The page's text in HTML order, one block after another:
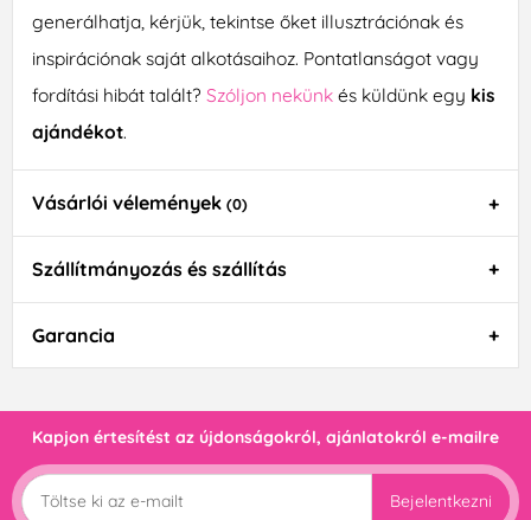
generálhatja, kérjük, tekintse őket illusztrációnak és
inspirációnak saját alkotásaihoz. Pontatlanságot vagy
fordítási hibát talált? Szóljon nekünkés küldünk egy kis
ajándékot.
Vásárlói vélemények (0)
Szállítmányozás és szállítás
Garancia
Kapjon értesítést az újdonságokról, ajánlatokról e-mailre
Bejelentkezni